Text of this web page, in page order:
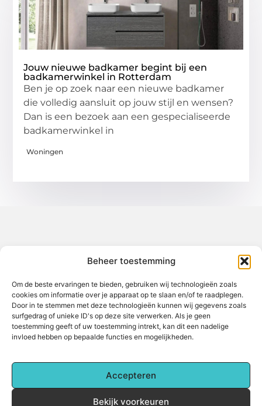
Beheer toestemming
Om de beste ervaringen te bieden, gebruiken wij technologieën zoals
cookies om informatie over je apparaat op te slaan en/of te raadplegen.
Door in te stemmen met deze technologieën kunnen wij gegevens zoals
surfgedrag of unieke ID's op deze site verwerken. Als je geen
toestemming geeft of uw toestemming intrekt, kan dit een nadelige
invloed hebben op bepaalde functies en mogelijkheden.
Accepteren
Bekijk voorkeuren
Jouw nieuwe badkamer begint bij een
badkamerwinkel in Rotterdam
Ben je op zoek naar een nieuwe badkamer
die volledig aansluit op jouw stijl en wensen?
Dan is een bezoek aan een gespecialiseerde
badkamerwinkel in
Woningen
Jouw gids voor inspiratie en tips uit het dagelijks leven.
Ontdek een brede verzameling blogs en artikelen die je helpen
om het meeste uit elke dag te halen, met praktische adviezen
en verrassende inzichten.
Bericht categorie
Main Links